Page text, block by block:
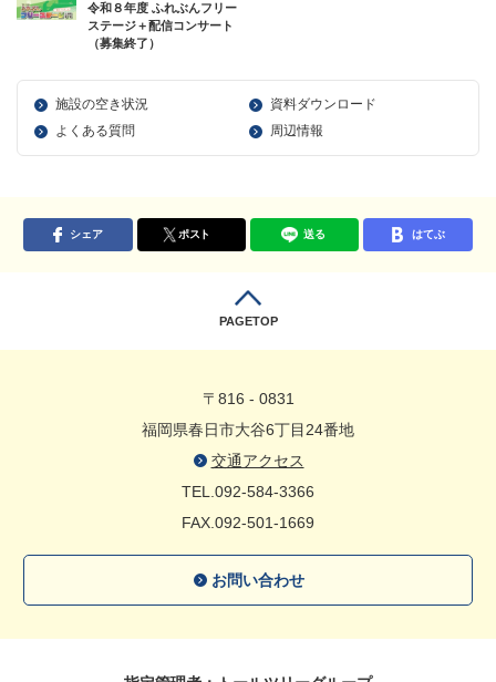
令和８年度 ふれぶんフリー
ステージ＋配信コンサート
（募集終了）
施設の空き状況
資料ダウンロード
よくある質問
周辺情報
シェア ポスト 送る はてぶ
PAGETOP
〒816 - 0831
福岡県春日市大谷6丁目24番地
交通アクセス
TEL.092-584-3366
FAX.092-501-1669
お問い合わせ